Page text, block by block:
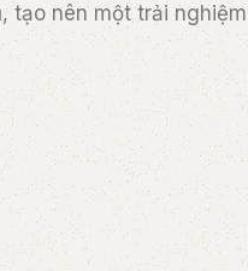
tạo nên một trải nghiệm
Hảo Giữa Nghệ
Sofalà một trong những